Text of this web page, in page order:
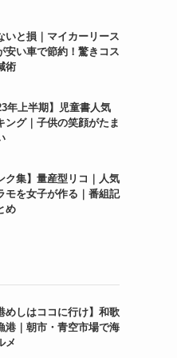
いと損｜マイカーリース
安い車で節約！驚きコス
術
年上半期】児童書人気
ング｜子供の笑顔がたま
ク集】量産型リコ｜人気
モを女子が作る｜番組記
め
めしはココに行け】和歌
港｜朝市・青空市場で海
メ